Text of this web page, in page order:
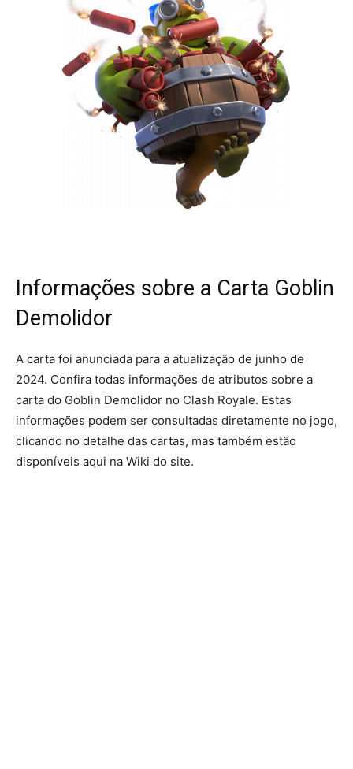
Informações sobre a Carta Goblin
Demolidor
A carta foi anunciada para a atualização de junho de
2024. Confira todas informações de atributos sobre a
carta do Goblin Demolidor no Clash Royale. Estas
informações podem ser consultadas diretamente no jogo,
clicando no detalhe das cartas, mas também estão
disponíveis aqui na Wiki do site.